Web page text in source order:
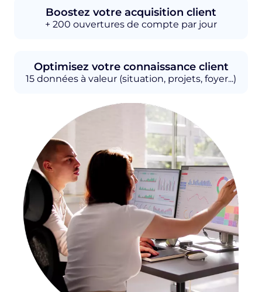
Boostez votre acquisition client
+ 200 ouvertures de compte par jour
Optimisez votre connaissance client
15 données à valeur (situation, projets, foyer...)